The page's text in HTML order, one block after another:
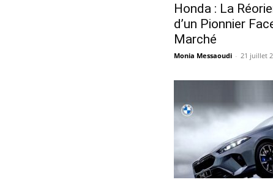
Honda : La
d’un Pionnier
Marché
Monia Messaoudi - 21 juillet